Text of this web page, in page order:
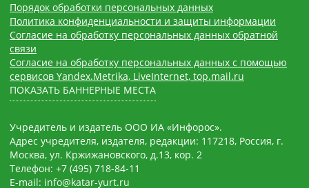
Порядок обработки персональных данных
Политика конфиденциальности и защиты информации
Согласие на обработку персональных данных обратной
связи
Согласие на обработку персональных данных с помощью
сервисов Yandex.Metrika, LiveInternet, top.mail.ru
ПОКАЗАТЬ БАННЕРНЫЕ МЕСТА
Учредитель и издатель ООО ИА «Инфорос».
Адрес учредителя, издателя, редакции: 117218, Россия, г.
Москва, ул. Кржижановского, д.13, кор. 2
Телефон: +7 (495) 718-84-11
E-mail: info@katar-yurt.ru